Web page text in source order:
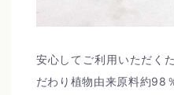
安心してご利用いただく
だわり植物由来原料約98